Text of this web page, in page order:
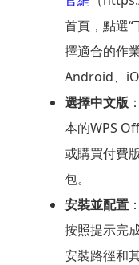
首頁，點選“
擇適合的作
Android、
選擇中文版
本的WPS
或購買付費
包。
安裝並配置
按照提示完
安裝路徑和